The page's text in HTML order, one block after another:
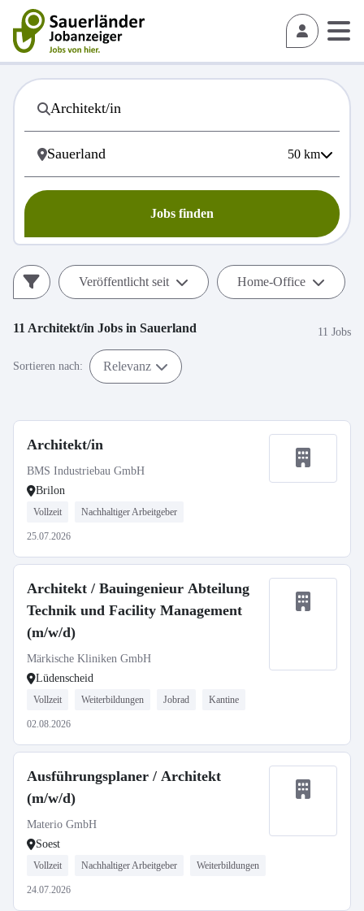
50 km
Jobs finden
Veröffentlicht seit Home-Office
11 Architekt/in Jobs in Sauerland 11 Jobs
Sortieren nach: Relevanz
Architekt/in
BMS Industriebau GmbH
Brilon
Vollzeit Nachhaltiger Arbeitgeber
25.07.2026
Architekt / Bauingenieur Abteilung
Technik und Facility Management
(m/w/d)
Märkische Kliniken GmbH
Lüdenscheid
Vollzeit Weiterbildungen Jobrad Kantine
02.08.2026
Ausführungsplaner / Architekt
(m/w/d)
Materio GmbH
Soest
Vollzeit Nachhaltiger Arbeitgeber Weiterbildungen
24.07.2026